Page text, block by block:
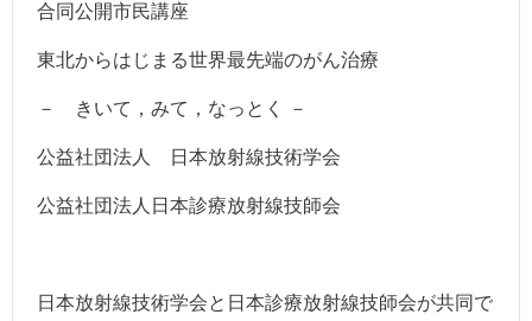
合同公開市民講座
東北からはじまる世界最先端のがん治療
－ きいて，みて，なっとく －
公益社団法人 日本放射線技術学会
公益社団法人日本診療放射線技師会
日本放射線技術学会と日本診療放射線技師会が共同で